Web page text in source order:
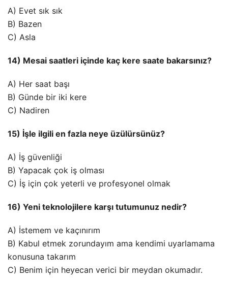
A) Evet sık sık
B) Bazen
C) Asla
14) Mesai saatleri içinde kaç kere saate bakarsınız?
A) Her saat başı
B) Günde bir iki kere
C) Nadiren
15) İşle ilgili en fazla neye üzülürsünüz?
A) İş güvenliği
B) Yapacak çok iş olması
C) İş için çok yeterli ve profesyonel olmak
16) Yeni teknolojilere karşı tutumunuz nedir?
A) İstemem ve kaçınırım
B) Kabul etmek zorundayım ama kendimi uyarlamama
konusuna takarım
C) Benim için heyecan verici bir meydan okumadır.